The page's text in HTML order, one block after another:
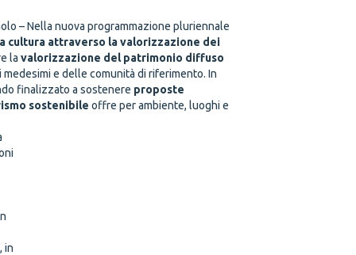
– Nella nuova programmazione pluriennale
cultura attraverso la valorizzazione dei
lavalorizzazione del patrimonio diffuso
e delle comunità di riferimento. In
finalizzato a sostenere proposte
sostenibile offre per ambiente, luoghi e
, in